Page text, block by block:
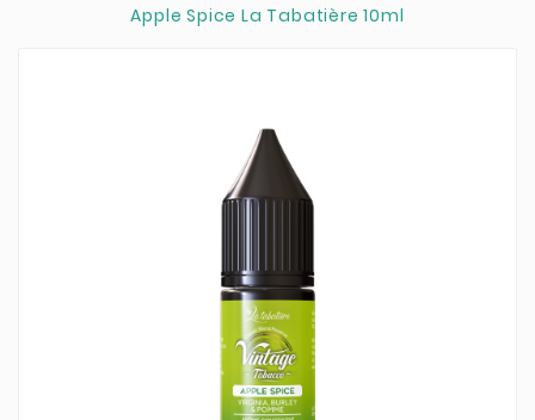
Apple Spice La Tabatière 10ml